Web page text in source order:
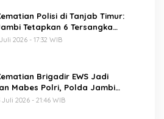
Polisi di Tanjab Timur:
Tetapkan 6 Tersangka
5 Anggota Polri
2026 - 17:32 WIB
Brigadir EWS Jadi
Mabes Polri, Polda Jambi
Saksi
2026 - 21:46 WIB